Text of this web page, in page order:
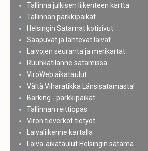
Tallinna julkisen liikenteen kartta
Tallinnan parkkipaikat
Helsingin Satamat kotisivut
Saapuvat ja lähtevät laivat
Laivojen seuranta ja merikartat
Ruuhkatilanne satamissa
ViroWeb aikataulut
Vältä Viharatikka Länsisatamasta!
Barking - parkkipaikat
Tallinnan reittiopas
Viron tieverkot tietyöt
Laivaliikenne kartalla
Laiva-aikataulut Helsingin satama